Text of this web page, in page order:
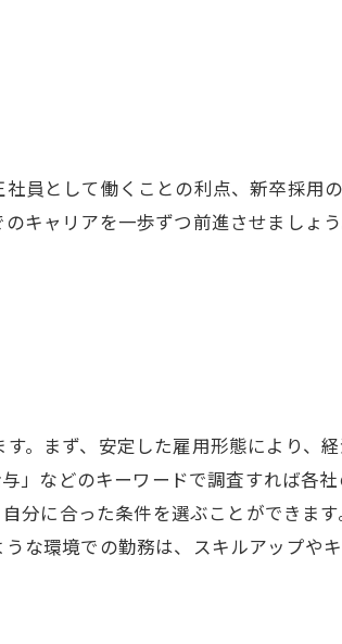
員として働くことの利点、新卒採用
キャリアを一歩ずつ前進させましょ
。まず、安定した雇用形態により、
」などのキーワードで調査すれば各
分に合った条件を選ぶことができま
な環境での勤務は、スキルアップや